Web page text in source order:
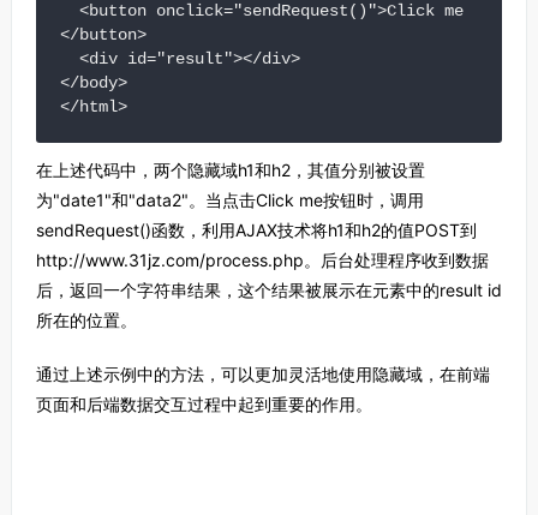
<button onclick="sendRequest()">Click me
</button>
<div id="result"></div>
</body>
</html>
在上述代码中，两个隐藏域h1和h2，其值分别被设置
为"date1"和"data2"。当点击Click me按钮时，调用
sendRequest()函数，利用AJAX技术将h1和h2的值POST到
http://www.31jz.com/process.php。后台处理程序收到数据
后，返回一个字符串结果，这个结果被展示在元素中的result id
所在的位置。
通过上述示例中的方法，可以更加灵活地使用隐藏域，在前端
页面和后端数据交互过程中起到重要的作用。